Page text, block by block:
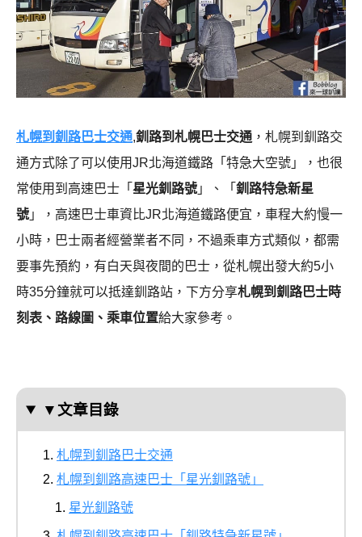
札幌到釧路巴士交通,釧路到札幌巴士交通 ，札幌到釧路交
通方式除了可以使用JR北海道鐵路「特急大空號」，也很
常使用到高速巴士「 星光釧路號 」、「 釧路特急新星
號 」，高速巴士車資比JR北海道鐵路便宜，車程大約慢一
小時，巴士兩者經營業者不同，不過乘車方式類似，都需
要事先預約，有白天與夜間的巴士，從札幌出發大約5小
時35分鐘就可以抵達釧路站，下方分享札幌到釧路巴士時
刻表、路線圖、乘車位置給大家參考。
▼文章目錄
札幌到釧路巴士交通
札幌到釧路高速巴士「星光釧路號」
星光釧路號